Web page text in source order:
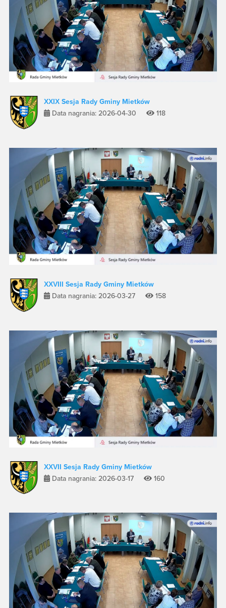
XXIX Sesja Rady Gminy Mietków
Data nagrania: 2026-04-30
118
XXVIII Sesja Rady Gminy Mietków
Data nagrania: 2026-03-27
158
XXVII Sesja Rady Gminy Mietków
Data nagrania: 2026-03-17
160